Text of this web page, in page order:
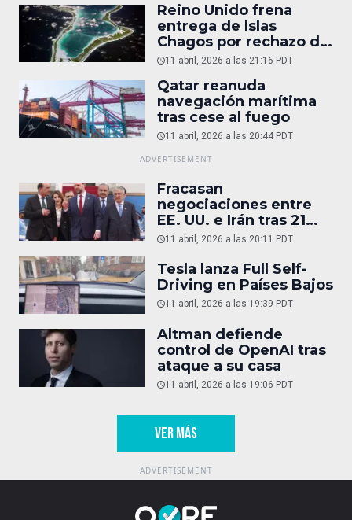
Reino Unido frena
entrega de Islas
Chagos por rechazo de
Trump
11 abril, 2026 a las 21:16 PDT
Qatar reanuda
navegación marítima
tras cese al fuego
11 abril, 2026 a las 20:44 PDT
Fracasan
negociaciones entre
EE. UU. e Irán tras 21
horas
11 abril, 2026 a las 20:11 PDT
Tesla lanza Full Self-
Driving en Países Bajos
11 abril, 2026 a las 19:39 PDT
Altman defiende
control de OpenAI tras
ataque a su casa
11 abril, 2026 a las 19:06 PDT
VER MÁS